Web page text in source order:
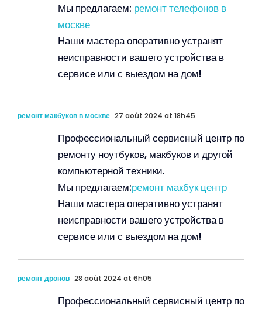
Мы предлагаем: ремонт телефонов в
москве
Наши мастера оперативно устранят
неисправности вашего устройства в
сервисе или с выездом на дом!
ремонт макбуков в москве 27 août 2024 at 18h45
Профессиональный сервисный центр по
ремонту ноутбуков, макбуков и другой
компьютерной техники.
Мы предлагаем:ремонт макбук центр
Наши мастера оперативно устранят
неисправности вашего устройства в
сервисе или с выездом на дом!
ремонт дронов 28 août 2024 at 6h05
Профессиональный сервисный центр по